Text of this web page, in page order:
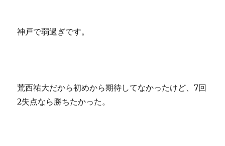
神戸で弱過ぎです。
荒西祐大だから初めから期待してなかったけど、7回
2失点なら勝ちたかった。